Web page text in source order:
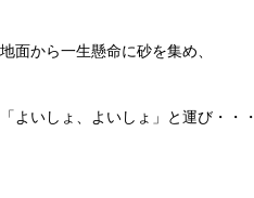
地面から一生懸命に砂を集め、
「よいしょ、よいしょ」と運び・・・